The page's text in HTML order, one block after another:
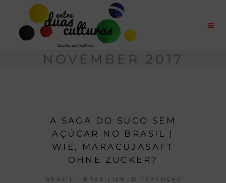
NOVEMBER 2017
A SAGA DO SUCO SEM
AÇÚCAR NO BRASIL |
WIE, MARACUJASAFT
OHNE ZUCKER?
BRASIL | BRASILIEN DIFERENÇAS